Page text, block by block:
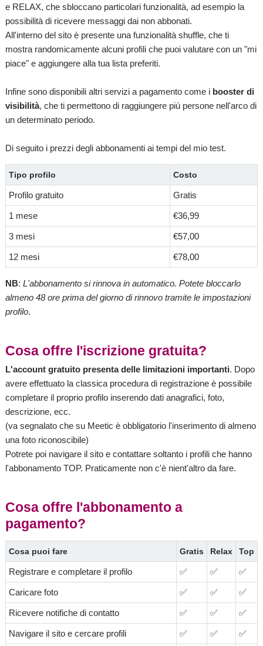
e RELAX, che sbloccano particolari funzionalità, ad esempio la
possibilità di ricevere messaggi dai non abbonati.
All'interno del sito è presente una funzionalità shuffle, che ti
mostra randomicamente alcuni profili che puoi valutare con un "mi
piace" e aggiungere alla tua lista preferiti.
Infine sono disponibili altri servizi a pagamento come i booster di
visibilità, che ti permettono di raggiungere più persone nell'arco di
un determinato periodo.
Di seguito i prezzi degli abbonamenti ai tempi del mio test.
Tipo profilo Costo
Profilo gratuito Gratis
1 mese €36,99
3 mesi €57,00
12 mesi €78,00
NB: L'abbonamento si rinnova in automatico. Potete bloccarlo
almeno 48 ore prima del giorno di rinnovo tramite le impostazioni
profilo.
Cosa offre l'iscrizione gratuita?
L'account gratuito presenta delle limitazioni importanti. Dopo
avere effettuato la classica procedura di registrazione è possibile
completare il proprio profilo inserendo dati anagrafici, foto,
descrizione, ecc.
(va segnalato che su Meetic è obbligatorio l'inserimento di almeno
una foto riconoscibile)
Potrete poi navigare il sito e contattare soltanto i profili che hanno
l'abbonamento TOP. Praticamente non c'è nient'altro da fare.
Cosa offre l'abbonamento a
pagamento?
Cosa puoi fare Gratis Relax Top
Registrare e completare il profilo ✅ ✅ ✅
Caricare foto ✅ ✅ ✅
Ricevere notifiche di contatto ✅ ✅ ✅
Navigare il sito e cercare profili ✅ ✅ ✅